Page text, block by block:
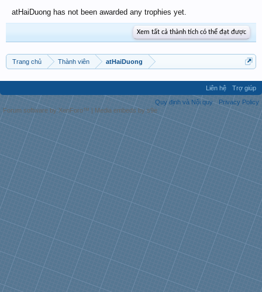
atHaiDuong has not been awarded any trophies yet.
Xem tất cả thành tích có thể đạt được
Trang chủ Thành viên atHaiDuong
Liên hệ
Trợ giúp
Quy định và Nội quy
Privacy Policy
Forum software by XenForo™ | Media embeds by s9e